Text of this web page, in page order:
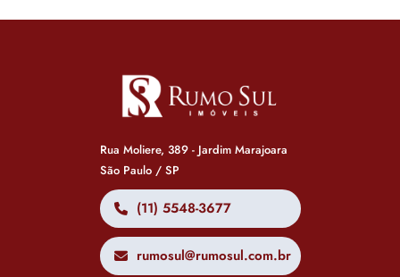
Rua Moliere, 389 - Jardim Marajoara
São Paulo / SP
(11) 5548-3677
rumosul@rumosul.com.br